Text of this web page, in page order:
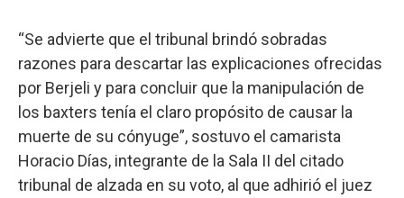
“Se advierte que el tribunal brindó sobradas
razones para descartar las explicaciones ofrecidas
por Berjeli y para concluir que la manipulación de
los baxters tenía el claro propósito de causar la
muerte de su cónyuge”, sostuvo el camarista
Horacio Días, integrante de la Sala II del citado
tribunal de alzada en su voto, al que adhirió el juez